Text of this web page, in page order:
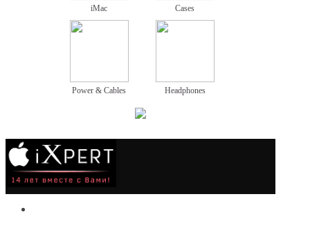
iMac Cases
Power & Cables Headphones